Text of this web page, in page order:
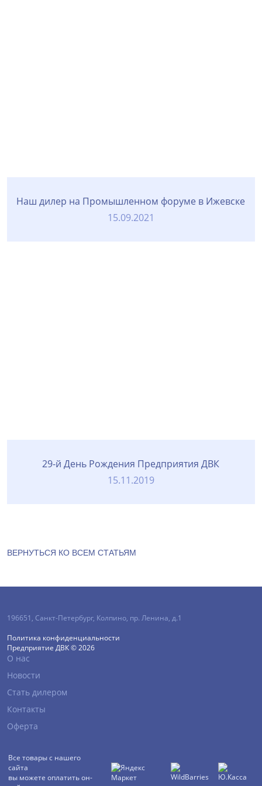
Наш дилер на Промышленном форуме в Ижевске
15.09.2021
29-й День Рождения Предприятия ДВК
15.11.2019
ВЕРНУТЬСЯ КО ВСЕМ СТАТЬЯМ
196651 , Санкт-Петербург, Колпино, пр. Ленина, д.1
Политика конфиденциальности
Предприятие ДВК © 2026
О нас
Новости
Стать дилером
Контакты
Оферта
Все товары с нашего
сайта
вы можете оплатить он-